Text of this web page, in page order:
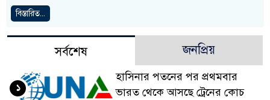
বিস্তারিত...
সর্বশেষ জনপ্রিয়
হাসিনার পতনের পর প্রথমবার
ভারত থেকে আসছে ট্রেনের কোচ
১